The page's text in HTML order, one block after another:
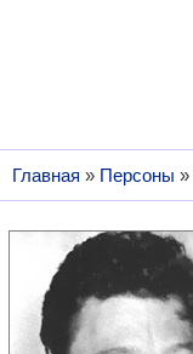
Главная » Персоны »